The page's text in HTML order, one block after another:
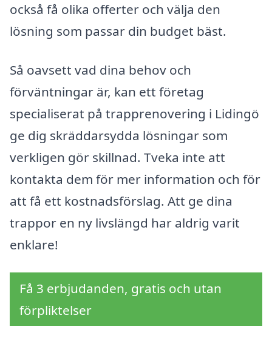
också få olika offerter och välja den
lösning som passar din budget bäst.
Så oavsett vad dina behov och
förväntningar är, kan ett företag
specialiserat på trapprenovering i Lidingö
ge dig skräddarsydda lösningar som
verkligen gör skillnad. Tveka inte att
kontakta dem för mer information och för
att få ett kostnadsförslag. Att ge dina
trappor en ny livslängd har aldrig varit
enklare!
Få 3 erbjudanden, gratis och utan
förpliktelser